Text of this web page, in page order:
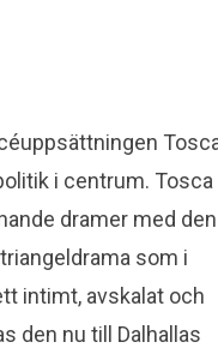
i centrum. Tosca
dramer med den
som i
intimt, avskalat och
den nu till Dalhallas